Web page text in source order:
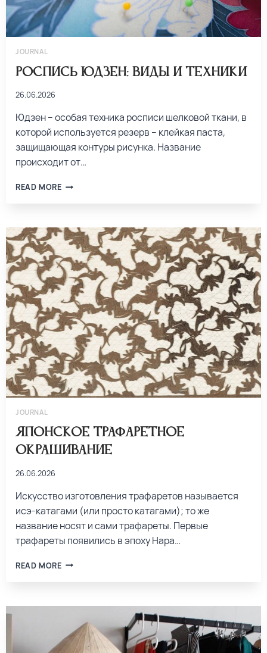
JOURNAL
Роспись Юдзен: виды и техники
26.06.2026
Юдзен – особая техника росписи шелковой ткани, в
которой используется резерв – клейкая паста,
защищающая контуры рисунка. Название
происходит от…
READ MORE
JOURNAL
Японское трафаретное
окрашивание
26.06.2026
Искусство изготовления трафаретов называется
исэ-катагами (или просто катагами); то же
название носят и сами трафареты. Первые
трафареты появились в эпоху Нара…
READ MORE